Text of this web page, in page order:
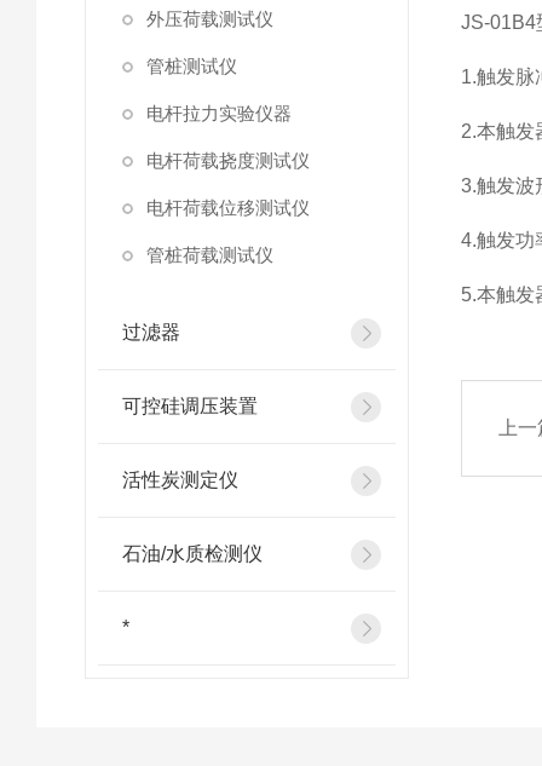
外压荷载测试仪
管桩测试仪
电杆拉力实验仪器
电杆荷载挠度测试仪
电杆荷载位移测试仪
管桩荷载测试仪
过滤器
可控硅调压装置
活性炭测定仪
石油/水质检测仪
*
JS-01B4
1.触发脉
2.本触发
3.触发波
4.触发功
5.本触发
上